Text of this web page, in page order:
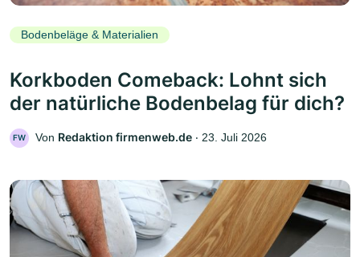
Bodenbeläge & Materialien
Korkboden Comeback: Lohnt sich
der natürliche Bodenbelag für dich?
FW Von Redaktion firmenweb.de ‧ 23. Juli 2026